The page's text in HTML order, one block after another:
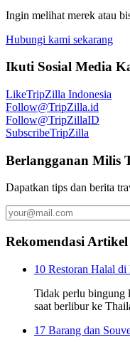
Ingin melihat merek atau
Hubungi kami sekarang
Ikuti Sosial Media
LikeTripZilla Indonesia
Follow@TripZilla.id
Follow@TripZillaID
SubscribeTripZilla
Berlangganan Milis
Dapatkan tips dan berita
Rekomendasi Artikel
10 Restoran Halal
Tidak perlu bingung
saat berlibur ke
17 Barang dan